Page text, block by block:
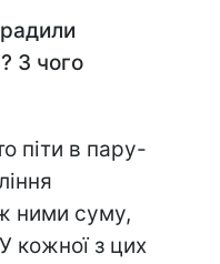
З чого
піти в пару-
ними суму,
кожної з цих